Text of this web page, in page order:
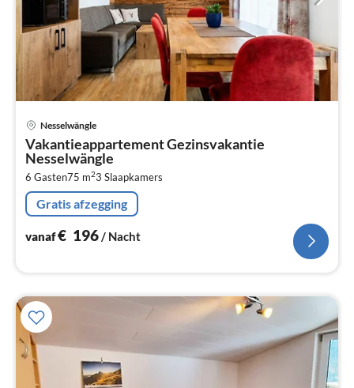
Nesselwängle
Vakantieappartement Gezinsvakantie
Nesselwängle
6 Gasten75 m23 Slaapkamers
Gratis afzegging
vanaf€ 196 / Nacht